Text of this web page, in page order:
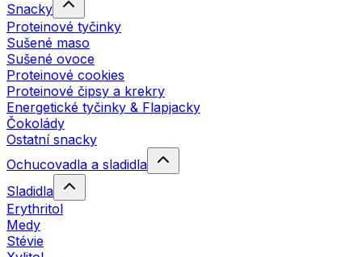
Snacky
Proteinové tyčinky
Sušené maso
Sušené ovoce
Proteinové cookies
Proteinové čipsy a krekry
Energetické tyčinky & Flapjacky
Čokolády
Ostatní snacky
Ochucovadla a sladidla
Sladidla
Erythritol
Medy
Stévie